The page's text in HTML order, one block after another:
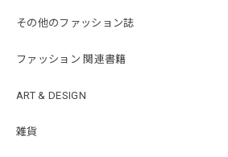
その他のファッション誌
ファッション 関連書籍
ART & DESIGN
雑貨